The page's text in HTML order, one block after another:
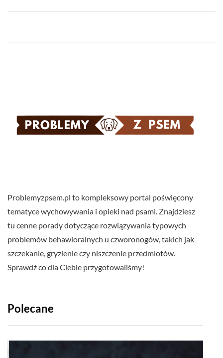
Problemyzpsem.pl to kompleksowy portal poświęcony
tematyce wychowywania i opieki nad psami. Znajdziesz
tu cenne porady dotyczące rozwiązywania typowych
problemów behawioralnych u czworonogów, takich jak
szczekanie, gryzienie czy niszczenie przedmiotów.
Sprawdź co dla Ciebie przygotowaliśmy!
Polecane